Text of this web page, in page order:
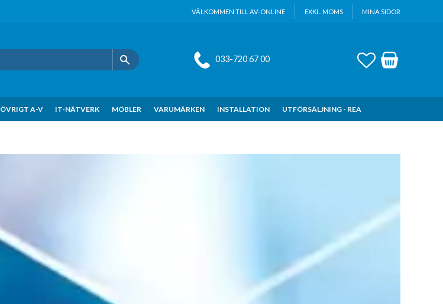
VÄLKOMMEN TILL AV-ONLINE EXKL. MOMS MINA SIDOR
033-720 67 00 FAVORITER
KUNDVAGN
ÖVRIGT A-V IT-NÄTVERK MÖBLER VARUMÄRKEN INSTALLATION UTFÖRSÄLJNING - REA